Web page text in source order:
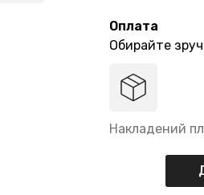
Оплата
Обирайте
Накладений